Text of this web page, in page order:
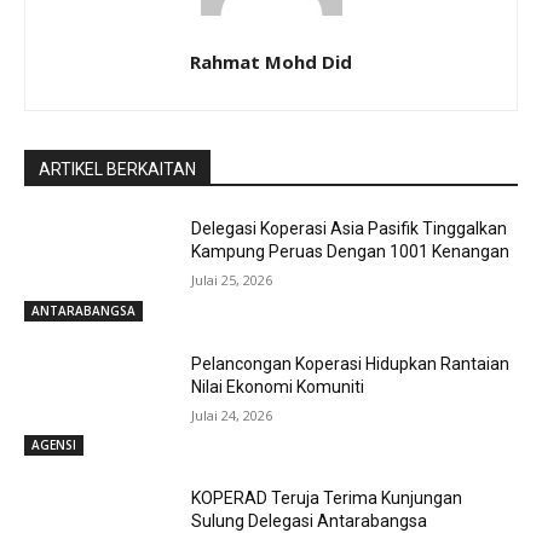
Rahmat Mohd Did
ARTIKEL BERKAITAN
ANTARABANGSA
Delegasi Koperasi Asia Pasifik Tinggalkan
Kampung Peruas Dengan 1001 Kenangan
Julai 25, 2026
AGENSI
Pelancongan Koperasi Hidupkan Rantaian
Nilai Ekonomi Komuniti
Julai 24, 2026
KOPERAD Teruja Terima Kunjungan
Sulung Delegasi Antarabangsa